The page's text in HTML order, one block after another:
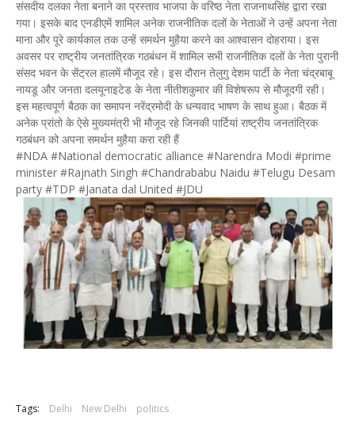
संसदीय दलका नेता बनाने का प्रस्ताव भाजपा के वरिष्ठ नेता राजनाथसिंह द्वारा रखा
गया। इसके बाद एनडीएमें शामिल अनेक राजनीतिक दलों के नेताओं ने उन्हें अपना नेता
माना और पूरे कार्यकाल तक उन्हें समर्थन मुहैया करने का आश्वासन दोहराया। इस
अवसर पर राष्ट्रीय जनतांत्रिक गठबंधन में शामिल सभी राजनीतिक दलों के नेता पुरानी
संसद भवन के सेंट्रल हालमें मौजूद रहे। इस दौरान तेलुगु देशम पार्टी के नेता चंद्रबाबू
नायडू और जनता दलयूनाइटेड के नेता नीतीशकुमार की विशेषरूप से मौजूदगी रही।
इस महत्वपूर्ण बैठक का समापन नरेंद्रमोदी के धन्यवाद भाषण के साथ हुआ। बैठक में
अनेक प्रांतो के ऐसे मुख्यमंत्री भी मौजूद रहे जिनकी पार्टियां राष्ट्रीय जनतांत्रिक
गठबंधन को अपना समर्थन मुहैया करा रही हैं
#NDA #National democratic alliance #Narendra Modi #prime
minister #Rajnath Singh #Chandrababu Naidu #Telugu Desam
party #TDP #Janata dal United #JDU
Tags: Delhi New Delhi politics